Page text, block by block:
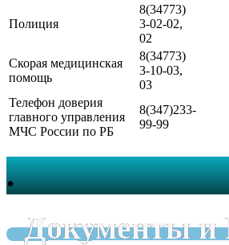
Полиция
8(34773)
3-02-02,
02
Скорая медицинская
помощь
8(34773)
3-10-03,
03
Телефон доверия
главного управления
МЧС России по РБ
8(347)233-
99-99
.
Документы и